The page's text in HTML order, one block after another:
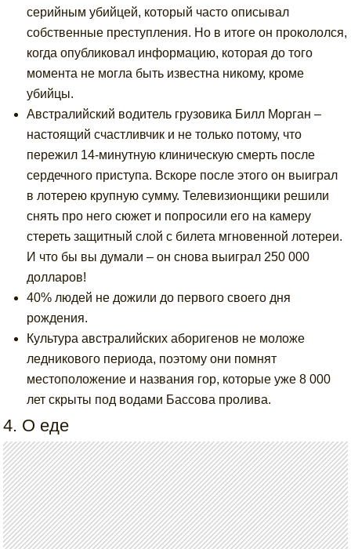
серийным убийцей, который часто описывал
собственные преступления. Но в итоге он прокололся,
когда опубликовал информацию, которая до того
момента не могла быть известна никому, кроме
убийцы.
Австралийский водитель грузовика Билл Морган –
настоящий счастливчик и не только потому, что
пережил 14-минутную клиническую смерть после
сердечного приступа. Вскоре после этого он выиграл
в лотерею крупную сумму. Телевизионщики решили
снять про него сюжет и попросили его на камеру
стереть защитный слой с билета мгновенной лотереи.
И что бы вы думали – он снова выиграл 250 000
долларов!
40% людей не дожили до первого своего дня
рождения.
Культура австралийских аборигенов не моложе
ледникового периода, поэтому они помнят
местоположение и названия гор, которые уже 8 000
лет скрыты под водами Бассова пролива.
4. О еде